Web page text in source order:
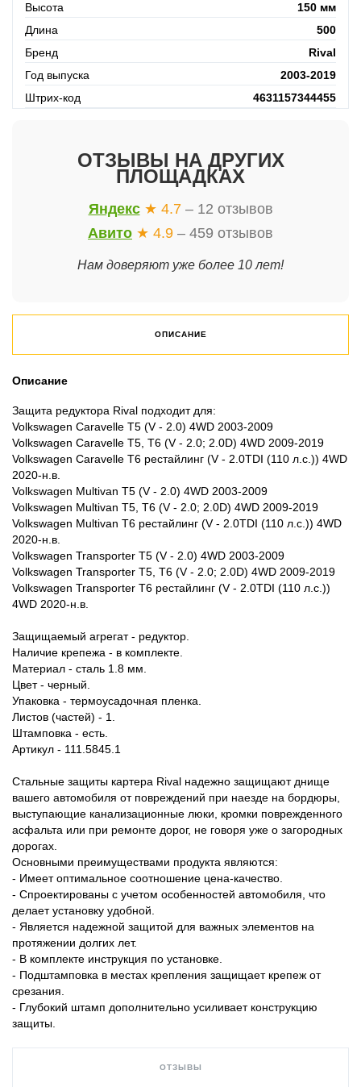
Высота
150 мм
Длина
500
Бренд
Rival
Год выпуска
2003-2019
Штрих-код
4631157344455
ОТЗЫВЫ НА ДРУГИХ
ПЛОЩАДКАХ
Яндекс ★ 4.7 – 12 отзывов
Авито ★ 4.9 – 459 отзывов
Нам доверяют уже более 10 лет!
ОПИСАНИЕ
Описание
Защита редуктора Rival подходит для:
Volkswagen Caravelle T5 (V - 2.0) 4WD 2003-2009
Volkswagen Caravelle T5, T6 (V - 2.0; 2.0D) 4WD 2009-2019
Volkswagen Caravelle T6 рестайлинг (V - 2.0TDI (110 л.с.)) 4WD
2020-н.в.
Volkswagen Multivan T5 (V - 2.0) 4WD 2003-2009
Volkswagen Multivan T5, T6 (V - 2.0; 2.0D) 4WD 2009-2019
Volkswagen Multivan T6 рестайлинг (V - 2.0TDI (110 л.с.)) 4WD
2020-н.в.
Volkswagen Transporter T5 (V - 2.0) 4WD 2003-2009
Volkswagen Transporter T5, T6 (V - 2.0; 2.0D) 4WD 2009-2019
Volkswagen Transporter T6 рестайлинг (V - 2.0TDI (110 л.с.))
4WD 2020-н.в.
Защищаемый агрегат - редуктор.
Наличие крепежа - в комплекте.
Материал - сталь 1.8 мм.
Цвет - черный.
Упаковка - термоусадочная пленка.
Листов (частей) - 1.
Штамповка - есть.
Артикул - 111.5845.1
Стальные защиты картера Rival надежно защищают днище
вашего автомобиля от повреждений при наезде на бордюры,
выступающие канализационные люки, кромки поврежденного
асфальта или при ремонте дорог, не говоря уже о загородных
дорогах.
Основными преимуществами продукта являются:
- Имеет оптимальное соотношение цена-качество.
- Спроектированы с учетом особенностей автомобиля, что
делает установку удобной.
- Является надежной защитой для важных элементов на
протяжении долгих лет.
- В комплекте инструкция по установке.
- Подштамповка в местах крепления защищает крепеж от
срезания.
- Глубокий штамп дополнительно усиливает конструкцию
защиты.
ОТЗЫВЫ